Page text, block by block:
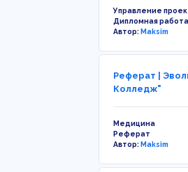
Управление
Дипломная работа
Автор:Maksim
Реферат |
Колледж"
Медицина
Реферат
Автор:Maksim